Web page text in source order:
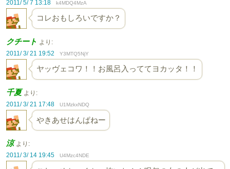
2011/ 5/ 7 13:18
k4MDQ4MzA
コレおもしろいですか？
クチート より:
2011/ 3/ 21 19:52
Y3MTQ5NjY
ヤッヴェコワ！！お風呂入っててヨカッタ！！
千夏 より:
2011/ 3/ 21 17:48
U1MzkxNDQ
やきあせはんぱねー
涼 より:
2011/ 3/ 14 19:45
U4Mzc4NDE